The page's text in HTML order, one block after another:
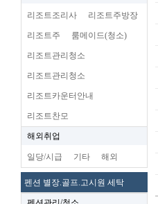
리조트조리사 리조트주방장
리조트주 룸메이드(청소)
리조트관리청소
리조트관리청소
리조트카운터안내
리조트찬모
해외취업
일당/시급 기타 해외
펜션 별장.골프.고시원 세탁